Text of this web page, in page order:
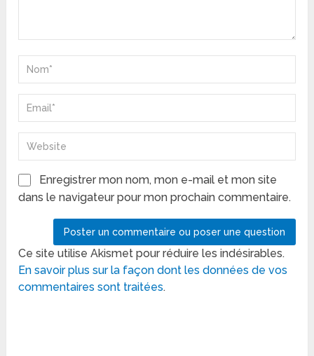
Enregistrer mon nom, mon e-mail et mon site
dans le navigateur pour mon prochain commentaire.
Ce site utilise Akismet pour réduire les indésirables.
En savoir plus sur la façon dont les données de vos
commentaires sont traitées.